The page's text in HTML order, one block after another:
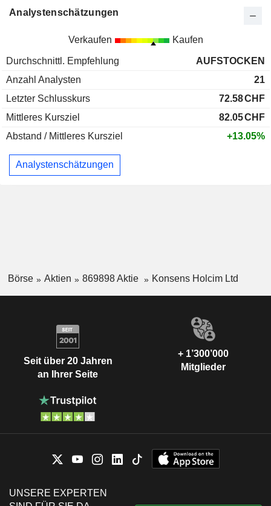
Analystenschätzungen
Verkaufen Kaufen
Durchschnittl. Empfehlung
AUFSTOCKEN
Anzahl Analysten
21
Letzter Schlusskurs
72.58CHF
Mittleres Kursziel
82.05CHF
Abstand / Mittleres Kursziel
+13.05%
Analystenschätzungen
Börse Aktien 869898 Aktie Konsens Holcim Ltd
Seit über 20 Jahren
an Ihrer Seite
+ 1’300’000
Mitglieder
UNSERE EXPERTEN